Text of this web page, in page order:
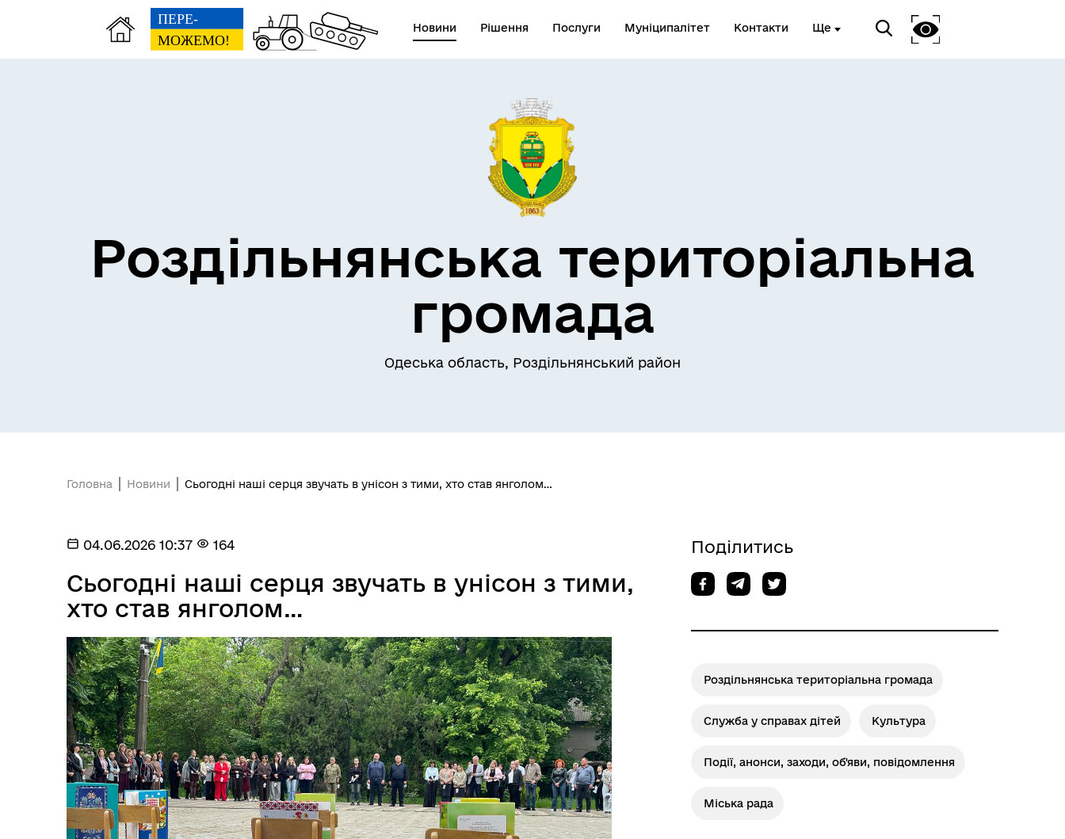
Новини Рішення Послуги Муніципалітет Контакти Ще
Засідання виконавчого
комітету
Рада безбар’єрності
Квитки на потяг для
Учасникам бойових дій
Роздільнянська територіальна
громада
Одеська область, Роздільнянський район
Головна Новини Сьогодні наші серця звучать в унісон з тими, хто став янголом…
04.06.2026 10:37 164
Сьогодні наші серця звучать в унісон з тими,
хто став янголом…
Поділитись
Роздільнянська територіальна громада
Служба у справах дітей Культура
Події, анонси, заходи, об'яви, повідомлення
Міська рада